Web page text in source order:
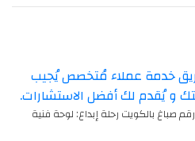
خدمة عملاء مُتخصص يُجيب
و يُقدم لك أفضل الاستشارات.
صباغ بالكويت رحلة إبداع: لوحة فنية